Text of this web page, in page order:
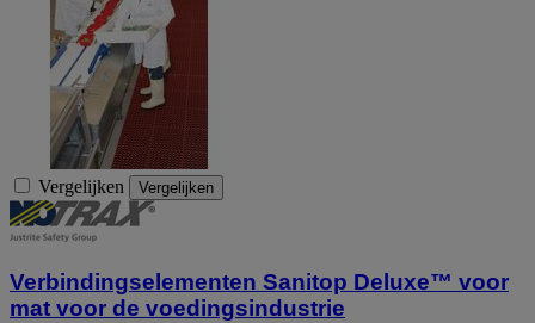
Vergelijken Vergelijken
Verbindingselementen Sanitop Deluxe™ voor
mat voor de voedingsindustrie